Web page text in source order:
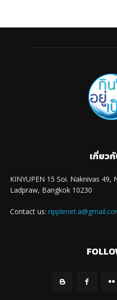
เกี่ยวกั
KINYUPEN 15 Soi. Naknivas 49,
Ladpraw, Bangkok 10230
Contact us: